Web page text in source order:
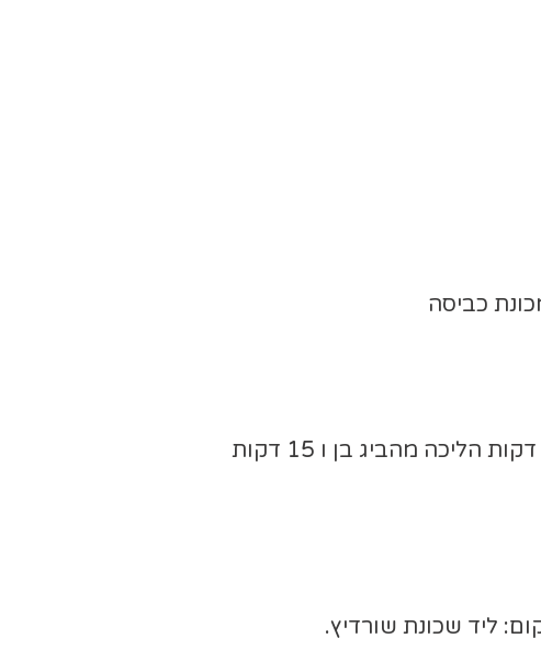
כביסה
דירת 2 חדרי שינה, מיטה זוגית + 2 מיטות יחיד. מטבח, מכונת כביסה. כ 20 דקות הליכה מהביג בן ו 15 דקות
ליד שכונת שורדיץ.